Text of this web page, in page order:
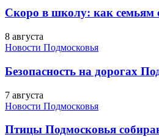
Скоро в школу: как семьям
8 августа
Новости Подмосковья
Безопасность на дорогах
7 августа
Новости Подмосковья
Птицы Подмосковья